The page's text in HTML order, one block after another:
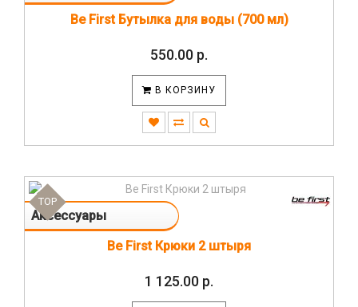
Be First Бутылка для воды (700 мл)
550.00 р.
В КОРЗИНУ
Аксессуары
TOP
Be First Крюки 2 штыря
1 125.00 р.